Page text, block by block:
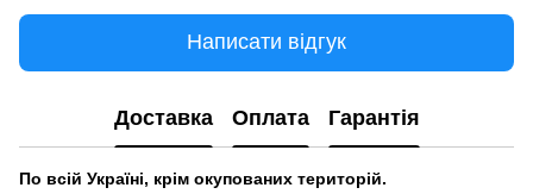
Написати відгук
Доставка Оплата Гарантія
По всій Україні, крім окупованих територій.